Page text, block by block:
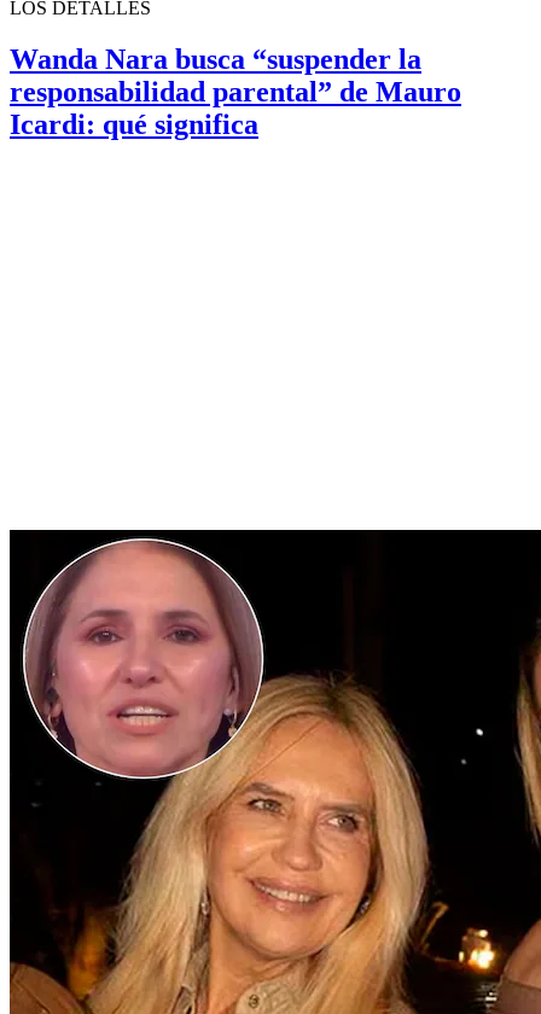
LOS DETALLES
Wanda Nara busca “suspender la
responsabilidad parental” de Mauro
Icardi: qué significa